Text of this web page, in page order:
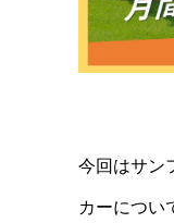
今回はサン
カーについ